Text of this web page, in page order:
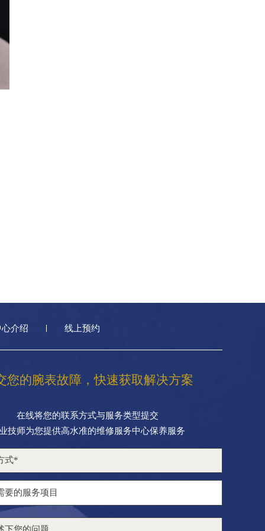
心介绍 线上预约
您的腕表故障，快速获取解决方案
在线将您的联系方式与服务类型提交
技师为您提供高水准的维修服务中心保养服务